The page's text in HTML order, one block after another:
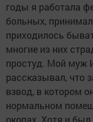
годы я работала
больных,
приходилось
многие из них
простуд. Мой муж
рассказывал, что
взвод, в котором
нормальном
окопах. Хотя и